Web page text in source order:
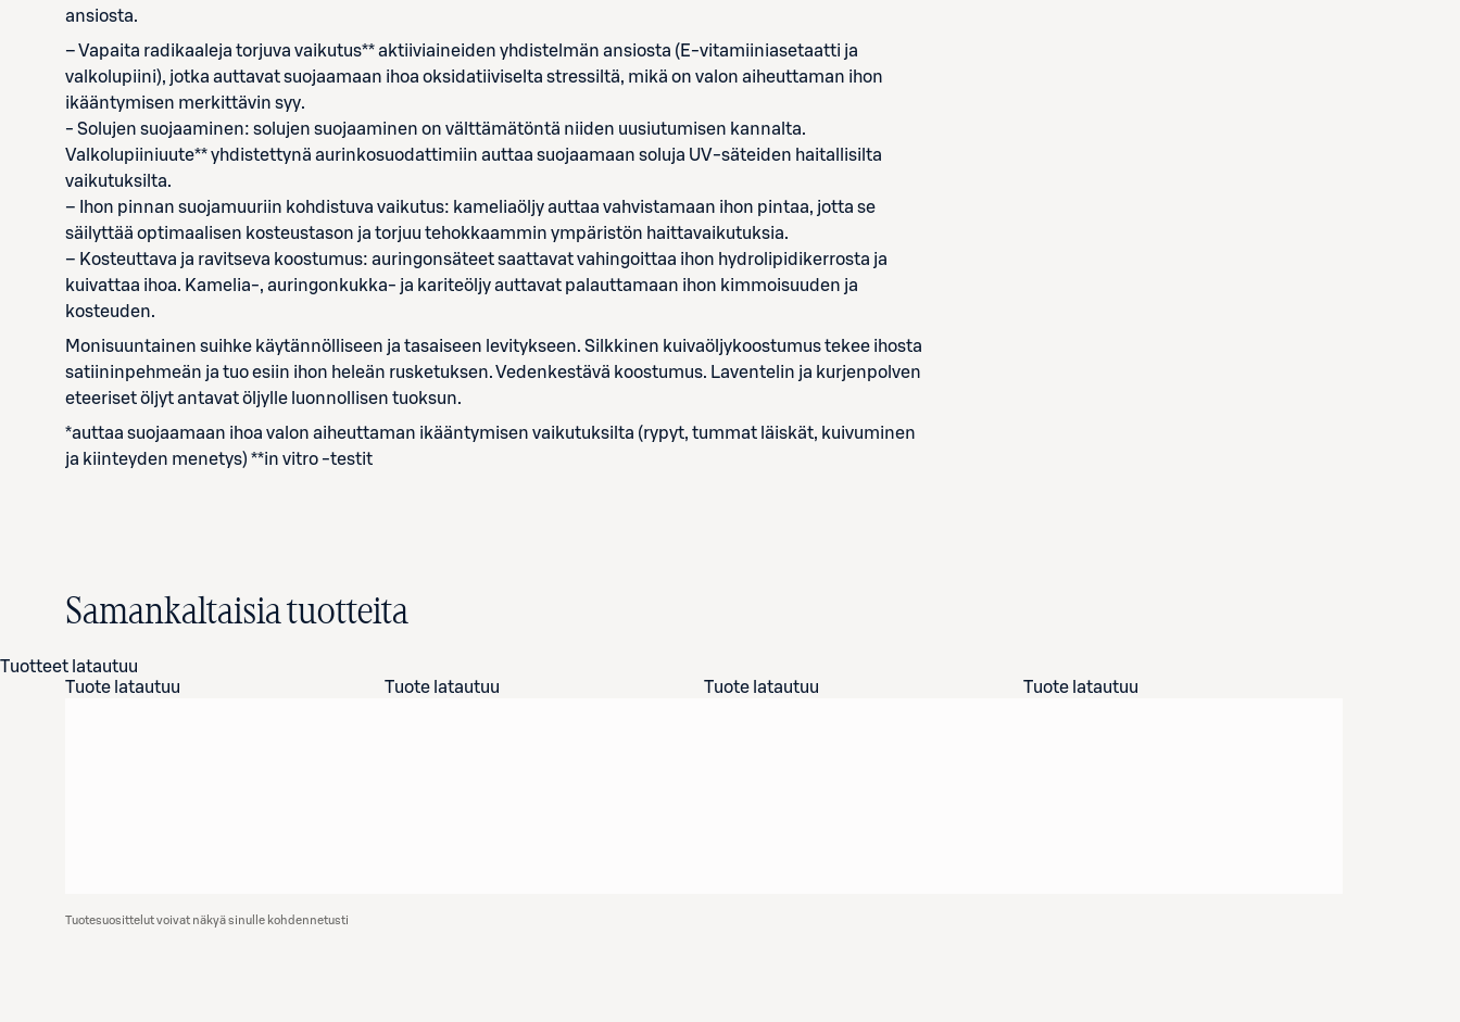
ansiosta.
– Vapaita radikaaleja torjuva vaikutus** aktiiviaineiden yhdistelmän ansiosta (E-vitamiiniasetaatti ja
valkolupiini), jotka auttavat suojaamaan ihoa oksidatiiviselta stressiltä, mikä on valon aiheuttaman ihon
ikääntymisen merkittävin syy.
- Solujen suojaaminen: solujen suojaaminen on välttämätöntä niiden uusiutumisen kannalta.
Valkolupiiniuute** yhdistettynä aurinkosuodattimiin auttaa suojaamaan soluja UV-säteiden haitallisilta
vaikutuksilta.
– Ihon pinnan suojamuuriin kohdistuva vaikutus: kameliaöljy auttaa vahvistamaan ihon pintaa, jotta se
säilyttää optimaalisen kosteustason ja torjuu tehokkaammin ympäristön haittavaikutuksia.
– Kosteuttava ja ravitseva koostumus: auringonsäteet saattavat vahingoittaa ihon hydrolipidikerrosta ja
kuivattaa ihoa. Kamelia-, auringonkukka- ja kariteöljy auttavat palauttamaan ihon kimmoisuuden ja
kosteuden.
Monisuuntainen suihke käytännölliseen ja tasaiseen levitykseen. Silkkinen kuivaöljykoostumus tekee ihosta
satiininpehmeän ja tuo esiin ihon heleän rusketuksen. Vedenkestävä koostumus. Laventelin ja kurjenpolven
eteeriset öljyt antavat öljylle luonnollisen tuoksun.
*auttaa suojaamaan ihoa valon aiheuttaman ikääntymisen vaikutuksilta (rypyt, tummat läiskät, kuivuminen
ja kiinteyden menetys) **in vitro -testit
Samankaltaisia tuotteita
Tuotteet latautuu
Tuote latautuu
Tuote latautuu Tuote latautuu Tuote latautuu
Tuotesuosittelut voivat näkyä sinulle kohdennetusti